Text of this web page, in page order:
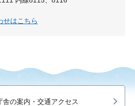
せはこちら
舎の案内・交通アクセス